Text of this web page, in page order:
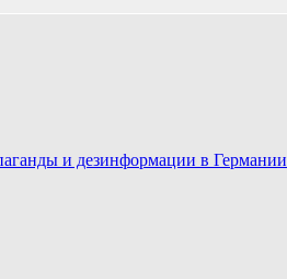
и дезинформации в Германии